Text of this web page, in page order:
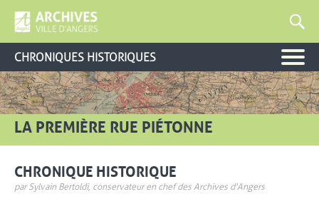
CHRONIQUES HISTORIQUES
LA PREMIÈRE RUE PIÉTONNE
CHRONIQUE HISTORIQUE
par Sylvain Bertoldi, conservateur en chef des Archives d'Angers